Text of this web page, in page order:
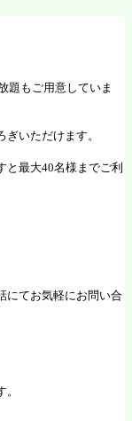
題もご用意していま
いただけます。
と最大40名様までご利
にてお気軽にお問い合